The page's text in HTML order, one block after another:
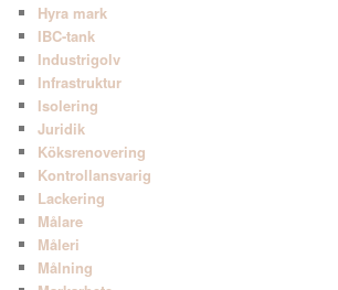
Hyra mark
IBC-tank
Industrigolv
Infrastruktur
Isolering
Juridik
Köksrenovering
Kontrollansvarig
Lackering
Målare
Måleri
Målning